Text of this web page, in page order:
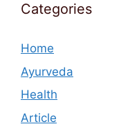
Categories
Home
Ayurveda
Health
Article